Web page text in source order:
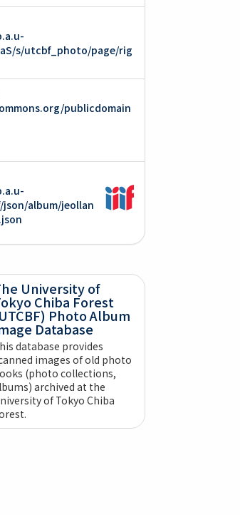
s/utcbf_photo/page/rig
publicdomain
album/jeollan
University of
Chiba Forest
Photo Album
Database
database provides
images of old photo
(photo collections,
archived at the
of Tokyo Chiba